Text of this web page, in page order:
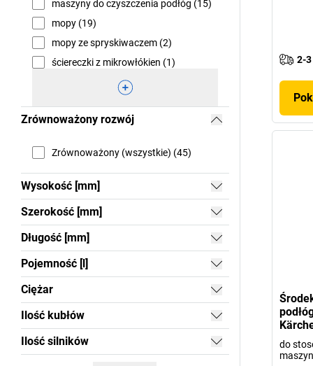
maszyny do czyszczenia podłóg (15)
mopy (19)
mopy ze spryskiwaczem (2)
ściereczki z mikrowłókien (1)
Zrównoważony rozwój
Zrównoważony (wszystkie) (45)
Wysokość [mm]
Szerokość [mm]
Długość [mm]
Pojemność [l]
Ciężar
Ilość kubłów
Ilość silników
2-
do